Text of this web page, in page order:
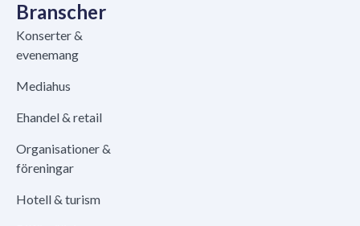
Branscher
Konserter &
evenemang
Mediahus
Ehandel & retail
Organisationer &
föreningar
Hotell & turism